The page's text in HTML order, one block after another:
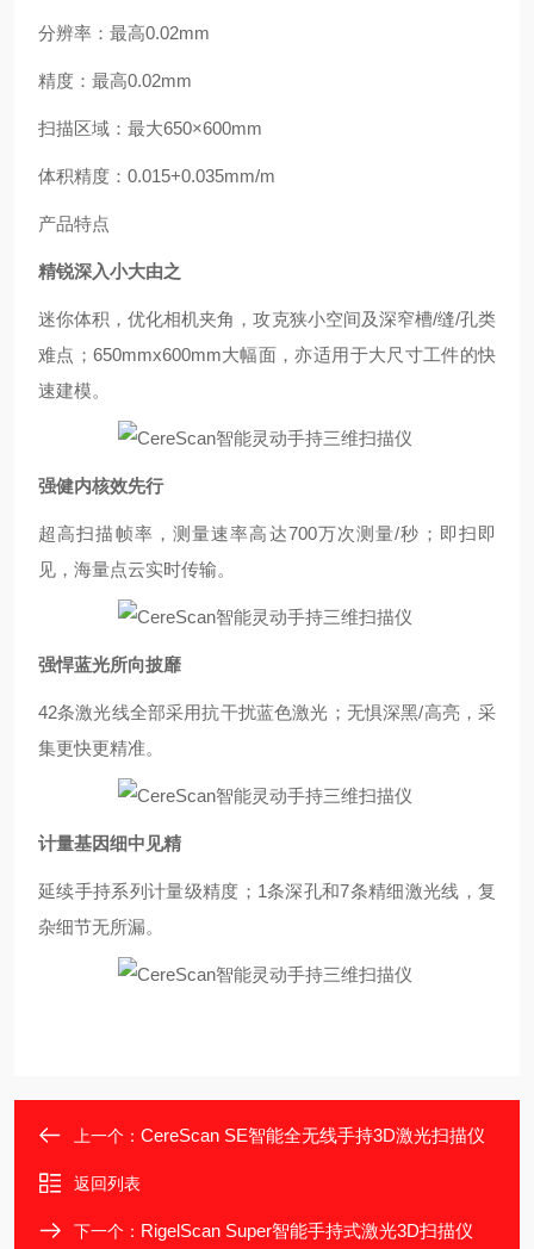
分辨率 ： 最高0.02mm
精度 ： 最高0.02mm
扫描区域 ： 最大650×600mm
体积精度 ： 0.015+0.035mm/m
产品特点
精锐深入小大由之
迷你体积，优化相机夹角，攻克狭小空间及深窄槽/缝/孔类
难点 ； 650mmx600mm大幅面，亦适用于大尺寸工件的快
速建模。
强健内核效先行
超高扫描帧率，测量速率高达700万次测量/秒 ； 即扫即
见，海量点云实时传输。
强悍蓝光所向披靡
42条激光线全部采用抗干扰蓝色激光 ； 无惧深黑/高亮，采
集更快更精准。
计量基因细中见精
延续手持系列计量级精度 ； 1条深孔和7条精细激光线，复
杂细节无所漏。
上一个： CereScan SE智能全无线手持3D激光扫描仪
返回列表
下一个： RigelScan Super智能手持式激光3D扫描仪